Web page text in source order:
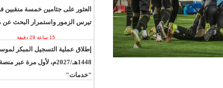
العثور على جثامين خمسة منقبين في
تيرس الزمور واستمرار البحث عن مفقود
15 ساعة 29 دقيقة
إطلاق عملية التسجيل المبكر لموسم حج
1448هـ/2027م، لأول مرة عبر منصة